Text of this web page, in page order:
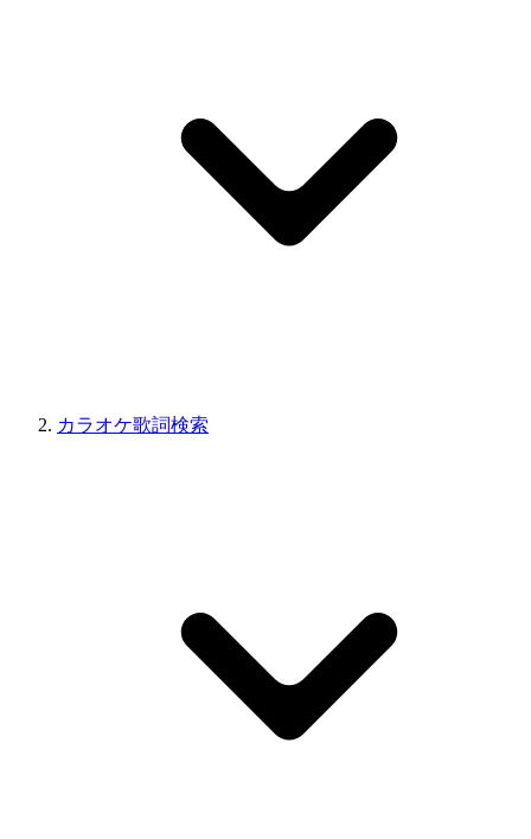
カラオケ歌詞検索